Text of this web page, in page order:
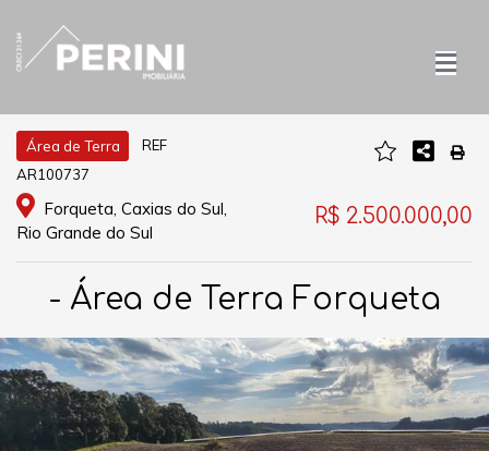
Área de Terra
REF
AR100737
Forqueta, Caxias do Sul,
Rio Grande do Sul
R$ 2.500.000,00
- Área de Terra Forqueta